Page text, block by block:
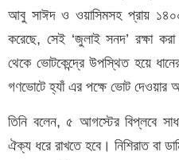
আবু সাঈদ ও ওয়াসিমসহ প্রায়
করেছে, সেই ‘জুলাই সনদ’ রক্ষা
থেকে ভোটকেন্দ্রে উপস্থিত হয়ে
গণভোটে হ্যাঁ এর পক্ষে ভোট দেওয়ার
তিনি বলেন, ৫ আগস্টের বিপ্লবে
ঐক্য ধরে রাখতে হবে। নিশিরাত বা